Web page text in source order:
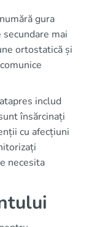
gura
mai
ortostatică și
includ
însărcinați
cu afecțiuni
necesita